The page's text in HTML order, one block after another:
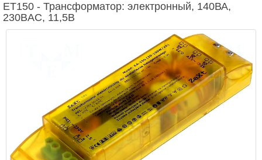
ET150 - Трансформатор: электронный, 140ВА,
230ВAC, 11,5В